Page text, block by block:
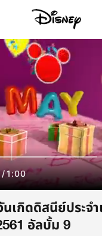
/1:00
เกิดดิสนีย์ประจ
อัลบั้ม 9